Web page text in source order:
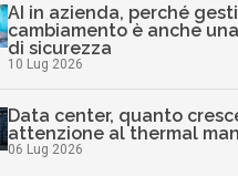
AI in azienda, perché
cambiamento è anche
di sicurezza
10 Lug 2026
Data center, quanto
attenzione al thermal
06 Lug 2026